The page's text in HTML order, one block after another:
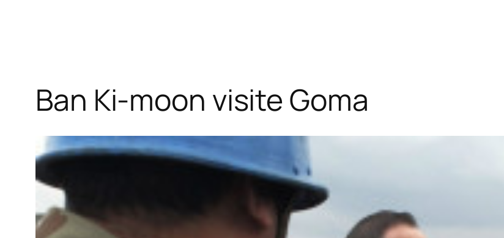
Ban Ki-moon visite Goma